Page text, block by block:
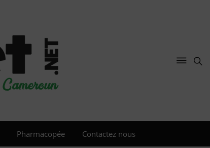
Pharmacopée Contactez nous